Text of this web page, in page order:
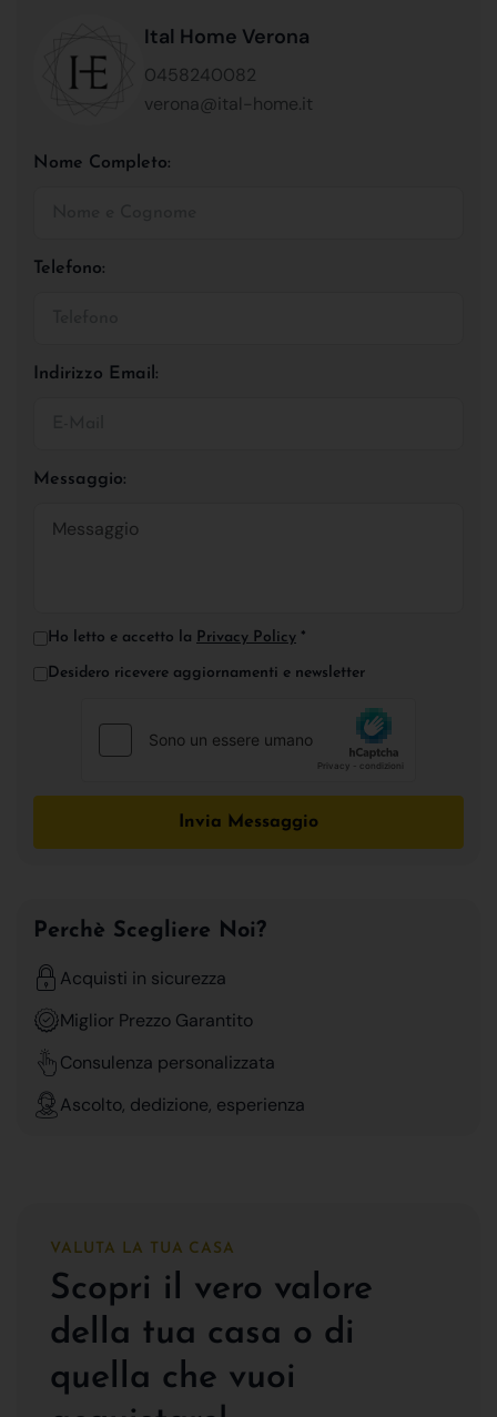
Ital Home Verona
0458240082
verona@ital-home.it
Nome Completo:
Telefono:
Indirizzo Email:
Messaggio:
Ho letto e accetto la Privacy Policy *
Desidero ricevere aggiornamenti e newsletter
Invia Messaggio
Perchè Scegliere Noi?
Acquisti in sicurezza
Miglior Prezzo Garantito
Consulenza personalizzata
Ascolto, dedizione, esperienza
VALUTA LA TUA CASA
Scopri il vero valore
della tua casa o di
quella che vuoi